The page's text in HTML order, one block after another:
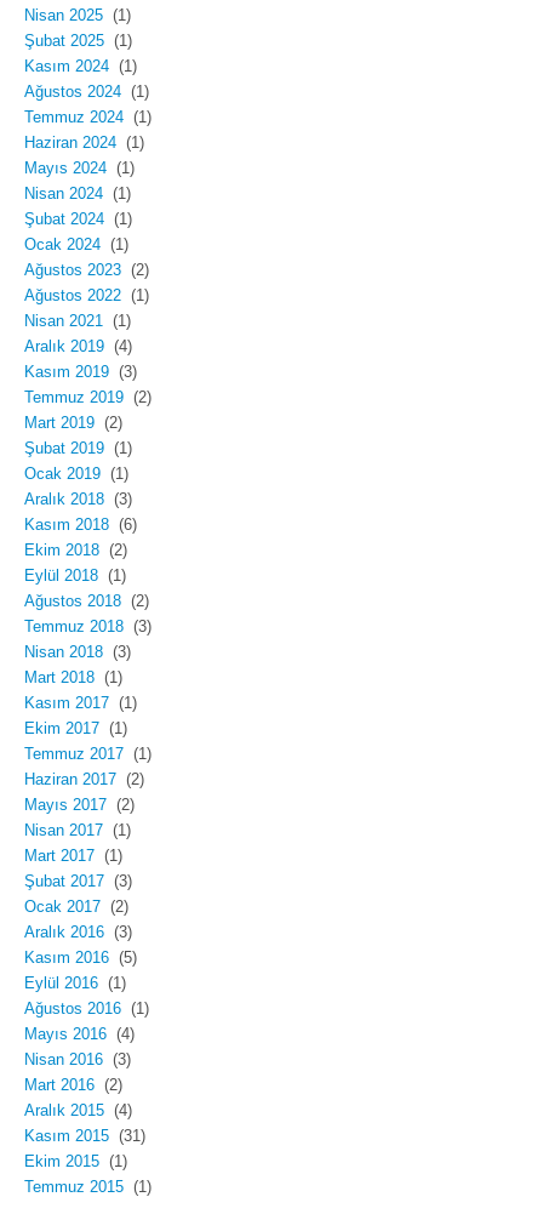
Nisan 2025 (1)
Şubat 2025 (1)
Kasım 2024 (1)
Ağustos 2024 (1)
Temmuz 2024 (1)
Haziran 2024 (1)
Mayıs 2024 (1)
Nisan 2024 (1)
Şubat 2024 (1)
Ocak 2024 (1)
Ağustos 2023 (2)
Ağustos 2022 (1)
Nisan 2021
(1)
Aralık 2019 (4)
Kasım 2019 (3)
Temmuz 2019 (2)
Mart 2019 (2)
Şubat 2019 (1)
Ocak 2019 (1)
Aralık 2018 (3)
Kasım 2018 (6)
Ekim 2018 (2)
Eylül 2018 (1)
Ağustos 2018 (2)
Temmuz 2018 (3)
Nisan 2018 (3)
Mart 2018 (1)
Kasım 2017 (1)
Ekim 2017 (1)
Temmuz 2017 (1)
Haziran 2017 (2)
Mayıs 2017 (2)
Nisan 2017 (1)
Mart 2017 (1)
Şubat 2017 (3)
Ocak 2017 (2)
Aralık 2016 (3)
Kasım 2016 (5)
Eylül 2016 (1)
Ağustos 2016 (1)
Mayıs 2016 (4)
Nisan 2016 (3)
Mart 2016 (2)
Aralık 2015 (4)
Kasım 2015 (31)
Ekim 2015 (1)
Temmuz 2015 (1)